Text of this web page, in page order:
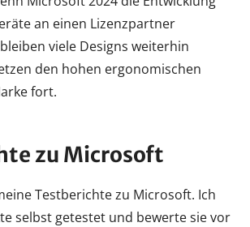
an einen Lizenzpartner
viele Designs weiterhin
den hohen ergonomischen
fort.
zu Microsoft
Testberichte zu Microsoft. Ich
selbst getestet und bewerte sie vor